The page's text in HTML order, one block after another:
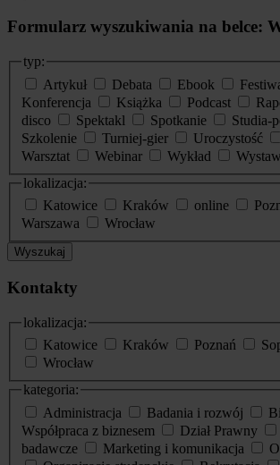
Formularz wyszukiwania na belce:
typ:
Artykuł
Debata Ebook
Konferencja
Książka Podcast
disco
Spektakl Spotkanie
Studia-
Szkolenie
Turniej-gier Uroczystość
Warsztat
Webinar Wykład
lokalizacja:
Katowice
Kraków online
Warszawa
Wrocław
Wyszukaj
Kontakty
lokalizacja:
Katowice
Kraków Poznań
Wrocław
kategoria:
Administracja
Badania i rozwój
Współpraca z biznesem
Dział Prawny
badawcze
Marketing i komunikacja